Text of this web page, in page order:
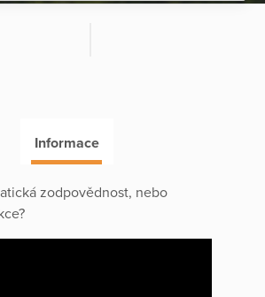
Informace
zodpovědnost, nebo